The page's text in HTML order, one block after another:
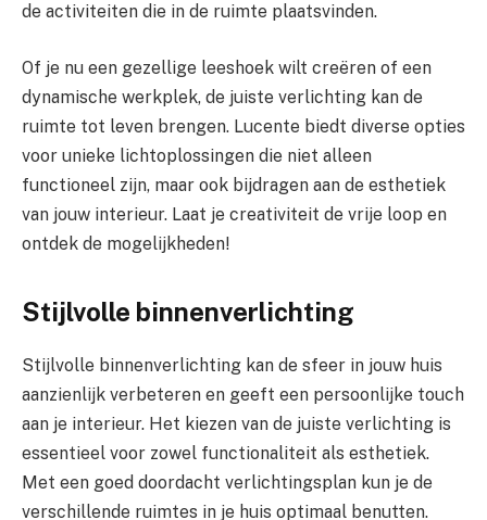
de activiteiten die in de ruimte plaatsvinden.
Of je nu een gezellige leeshoek wilt creëren of een
dynamische werkplek, de juiste verlichting kan de
ruimte tot leven brengen. Lucente biedt diverse opties
voor unieke lichtoplossingen die niet alleen
functioneel zijn, maar ook bijdragen aan de esthetiek
van jouw interieur. Laat je creativiteit de vrije loop en
ontdek de mogelijkheden!
Stijlvolle binnenverlichting
Stijlvolle binnenverlichting kan de sfeer in jouw huis
aanzienlijk verbeteren en geeft een persoonlijke touch
aan je interieur. Het kiezen van de juiste verlichting is
essentieel voor zowel functionaliteit als esthetiek.
Met een goed doordacht verlichtingsplan kun je de
verschillende ruimtes in je huis optimaal benutten.